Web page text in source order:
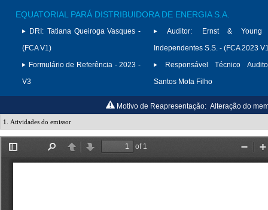
EQUATORIAL PARÁ DISTRIBUIDORA DE ENERGIA S.A.
DRI: Tatiana Queiroga Vasques -
(FCA V1)
Formulário de Referência - 2023 -
V3
Auditor:
Ernst & Young
Independentes S.S. - (FCA 2023
Responsável Técnico
Santos Mota Filho
Motivo de Reapresentação: Alteração do